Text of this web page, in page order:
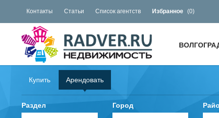
Контакты Статьи Список агентств Избранное (0)
Купить Арендовать
Раздел Город